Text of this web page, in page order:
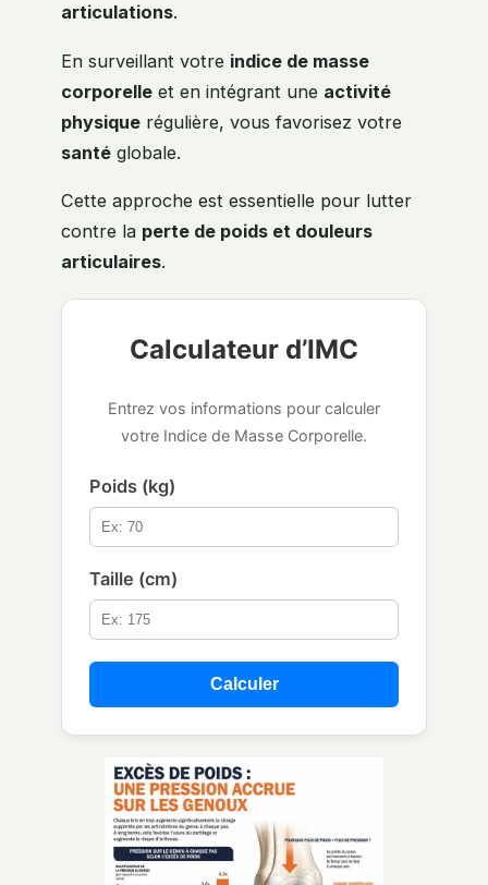
articulations.
En surveillant votre indice de masse
corporelle et en intégrant une activité
physique régulière, vous favorisez votre
santé globale.
Cette approche est essentielle pour lutter
contre la perte de poids et douleurs
articulaires.
Calculateur d’IMC
Entrez vos informations pour calculer
votre Indice de Masse Corporelle.
Poids (kg)
Taille (cm)
Calculer